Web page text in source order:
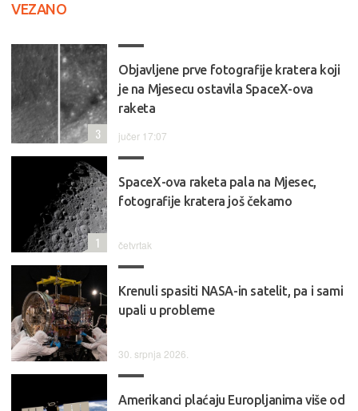
VEZANO
Objavljene prve fotografije kratera koji
je na Mjesecu ostavila SpaceX-ova
raketa
jučer 17:07
3
SpaceX-ova raketa pala na Mjesec,
fotografije kratera još čekamo
četvrtak
1
Krenuli spasiti NASA-in satelit, pa i sami
upali u probleme
30. srpnja 2026.
Amerikanci plaćaju Europljanima više od